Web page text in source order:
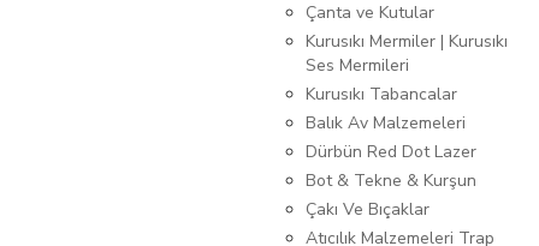
Çanta ve Kutular
Kurusıkı Mermiler | Kurusıkı
Ses Mermileri
Kurusıkı Tabancalar
Balık Av Malzemeleri
Dürbün Red Dot Lazer
Bot & Tekne & Kurşun
Çakı Ve Bıçaklar
Atıcılık Malzemeleri Trap